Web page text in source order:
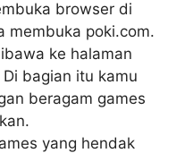
browser di
membuka poki.com.
ke halaman
bagian itu kamu
beragam games
yang hendak